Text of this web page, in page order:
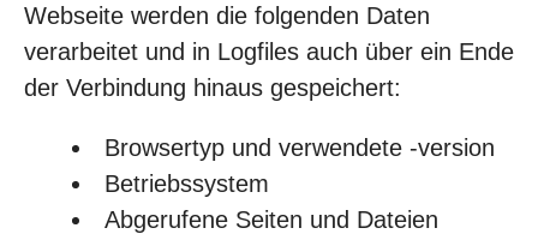
Webseite werden die folgenden Daten
verarbeitet und in Logfiles auch über ein Ende
der Verbindung hinaus gespeichert:
Browsertyp und verwendete -version
Betriebssystem
Abgerufene Seiten und Dateien